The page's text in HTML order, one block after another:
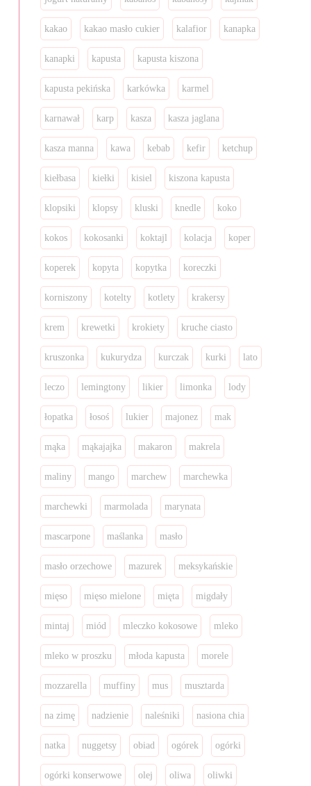
kakao kakao masło cukier kalafior kanapka
kanapki kapusta kapusta kiszona
kapusta pekińska karkówka karmel
karnawał karp kasza kasza jaglana
kasza manna kawa kebab kefir ketchup
kiełbasa kiełki kisiel kiszona kapusta
klopsiki klopsy kluski knedle koko
kokos kokosanki koktajl kolacja koper
koperek kopyta kopytka koreczki
korniszony kotelty kotlety krakersy
krem krewetki krokiety kruche ciasto
kruszonka kukurydza kurczak kurki lato
leczo lemingtony likier limonka lody
łopatka łosoś lukier majonez mak
mąka mąkajajka makaron makrela
maliny mango marchew marchewka
marchewki marmolada marynata
mascarpone maślanka masło
masło orzechowe mazurek meksykańskie
mięso mięso mielone mięta migdały
mintaj miód mleczko kokosowe mleko
mleko w proszku młoda kapusta morele
mozzarella muffiny mus musztarda
na zimę nadzienie naleśniki nasiona chia
natka nuggetsy obiad ogórek ogórki
ogórki konserwowe olej oliwa oliwki